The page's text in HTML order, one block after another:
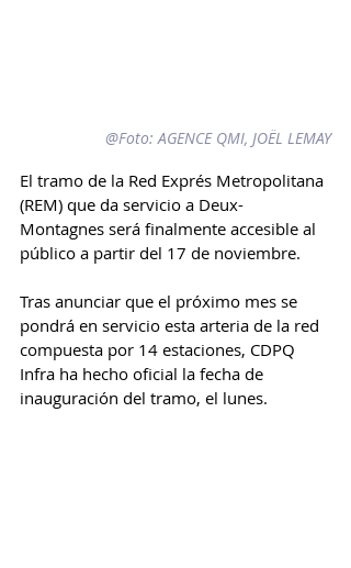
@Foto: AGENCE QMI, JOËL LEMAY
El tramo de la Red Exprés Metropolitana
(REM) que da servicio a Deux-
Montagnes será finalmente accesible al
público a partir del 17 de noviembre.
Tras anunciar que el próximo mes se
pondrá en servicio esta arteria de la red
compuesta por 14 estaciones, CDPQ
Infra ha hecho oficial la fecha de
inauguración del tramo, el lunes.